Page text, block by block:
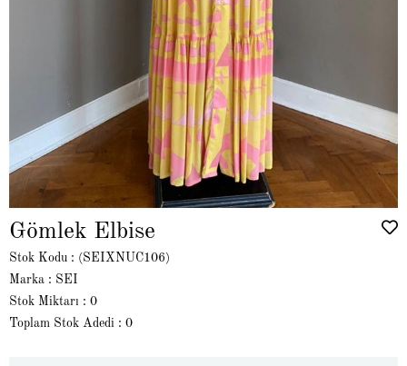
Gömlek Elbise
Stok Kodu
(SEIXNUC106)
Marka : SEI
Stok Miktarı : 0
Toplam Stok Adedi : 0